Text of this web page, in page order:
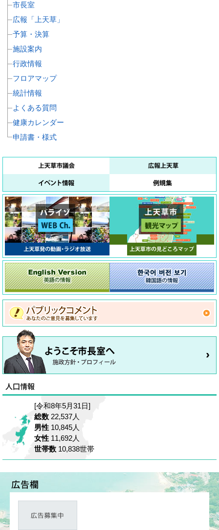
市長室
広報「上天草」
予算・決算
施設案内
行政情報
フロアマップ
統計情報
よくある質問
健康カレンダー
申請書・様式
[令和8年5月31日]
総数 22,537人
男性 10,845人
女性 11,692人
世帯数 10,838世帯